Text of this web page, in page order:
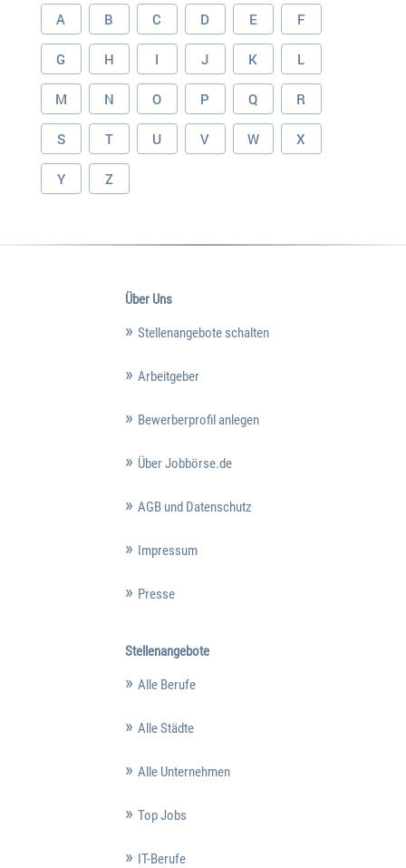
A B C D E F
G H I J K L
M N O P Q R
S T U V W X
Y Z
Über Uns
Stellenangebote schalten
Arbeitgeber
Bewerberprofil anlegen
Über Jobbörse.de
AGB und Datenschutz
Impressum
Presse
Stellenangebote
Alle Berufe
Alle Städte
Alle Unternehmen
Top Jobs
IT-Berufe